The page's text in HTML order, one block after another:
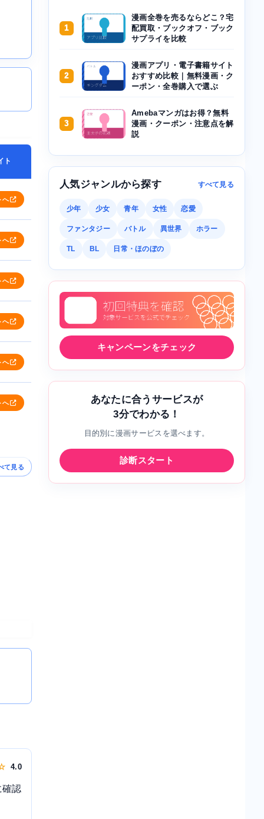
ト
へ
へ
へ
へ
へ
へ
て見る
4.0
確認
1
漫画全巻を売るならどこ？宅
配買取・ブックオフ・ブック
サプライを比較
2
漫画アプリ・電子書籍サイト
おすすめ比較｜無料漫画・ク
ーポン・全巻購入で選ぶ
3
Amebaマンガはお得？無料
漫画・クーポン・注意点を解
説
人気ジャンルから探す すべて見る
少年 少女 青年 女性 恋愛
ファンタジー バトル 異世界 ホラー
TL BL 日常・ほのぼの
キャンペーンをチェック
あなたに合うサービスが
3分でわかる！
目的別に漫画サービスを選べます。
診断スタート